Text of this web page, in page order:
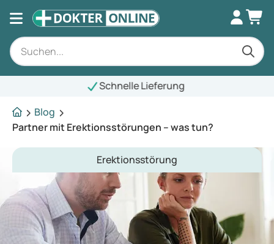
Blog
Partner mit Erektionsstörungen – was tun?
Erektionsstörung